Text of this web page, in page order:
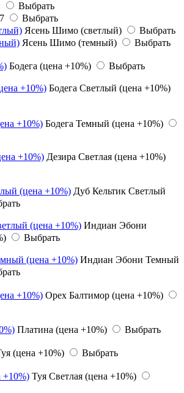
Выбрать
Выбрать
Ясень Шимо (светлый)
Выбрать
Ясень Шимо (темный)
Выбрать
Бодега (цена +10%)
Выбрать
Бодега Светлый (цена +10%)
Бодега Темный (цена +10%)
Дезира Светлая (цена +10%)
Дуб Кельтик Светлый
Индиан Эбони
Выбрать
Индиан Эбони Темный
Орех Балтимор (цена +10%)
Платина (цена +10%)
Выбрать
(цена +10%)
Выбрать
Туя Светлая (цена +10%)